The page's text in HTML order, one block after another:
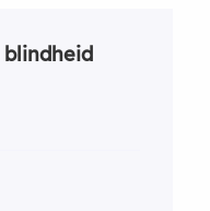
blindheid